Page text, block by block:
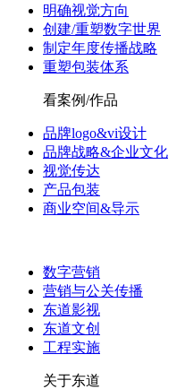
明确视觉方向
创建/重塑数字世界
制定年度传播战略
重塑包装体系
看案例/作品
品牌logo&vi设计
品牌战略&企业文化
视觉传达
产品包装
商业空间&导示
数字营销
营销与公关传播
东道影视
东道文创
工程实施
关于东道